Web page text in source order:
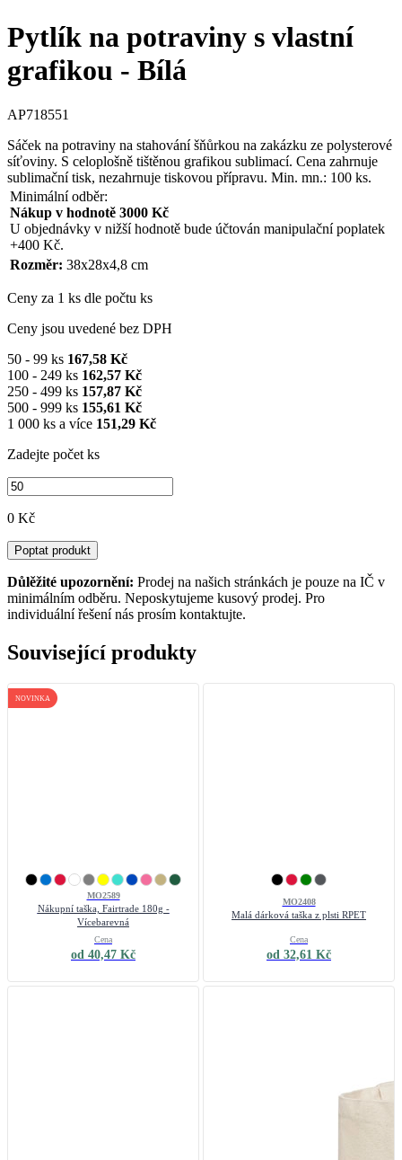
Pytlík na potraviny s vlastní
grafikou - Bílá
AP718551
Sáček na potraviny na stahování šňůrkou na zakázku ze polysterové
síťoviny. S celoplošně tištěnou grafikou sublimací. Cena zahrnuje
sublimační tisk, nezahrnuje tiskovou přípravu. Min. mn.: 100 ks.
Minimální odběr:
Nákup v hodnotě 3000 Kč
U objednávky v nižší hodnotě bude účtován manipulační poplatek
+400 Kč.
Rozměr: 38x28x4,8 cm
Ceny za 1 ks dle počtu ks
Ceny jsou uvedené bez DPH
50 - 99 ks 167,58 Kč
100 - 249 ks 162,57 Kč
250 - 499 ks 157,87 Kč
500 - 999 ks 155,61 Kč
1 000 ks a více 151,29 Kč
Zadejte počet ks
0 Kč
Poptat produkt
Důlěžité upozornění: Prodej na našich stránkách je pouze na IČ v
minimálním odběru. Neposkytujeme kusový prodej. Pro
individuální řešení nás prosím kontaktujte.
Související produkty
NOVINKA
MO2589
Nákupní taška, Fairtrade 180g -
Vícebarevná
Cena
od 40,47 Kč
MO2408
Malá dárková taška z plsti RPET
Cena
od 32,61 Kč